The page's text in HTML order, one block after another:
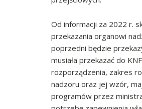
Od informacji za 2022 r.
przekazania organowi
poprzedni będzie
musiała przekazać do
rozporządzenia, zakres
nadzoru oraz jej wzór,
programów przez